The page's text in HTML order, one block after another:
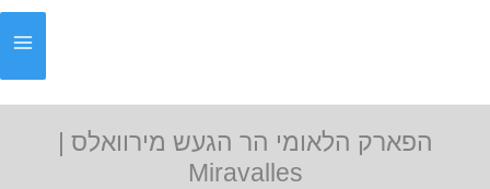
הפארק הלאומי הר הגעש מירוואלס |
Miravalles